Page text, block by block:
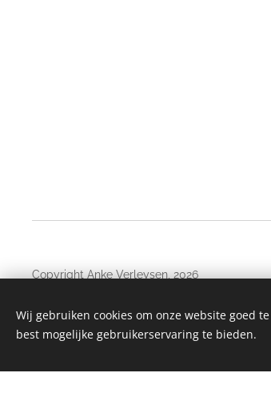
Copyright Anke Verleysen, 2026
Wij gebruiken cookies om onze website goed
best mogelijke gebruikerservaring te bieden.